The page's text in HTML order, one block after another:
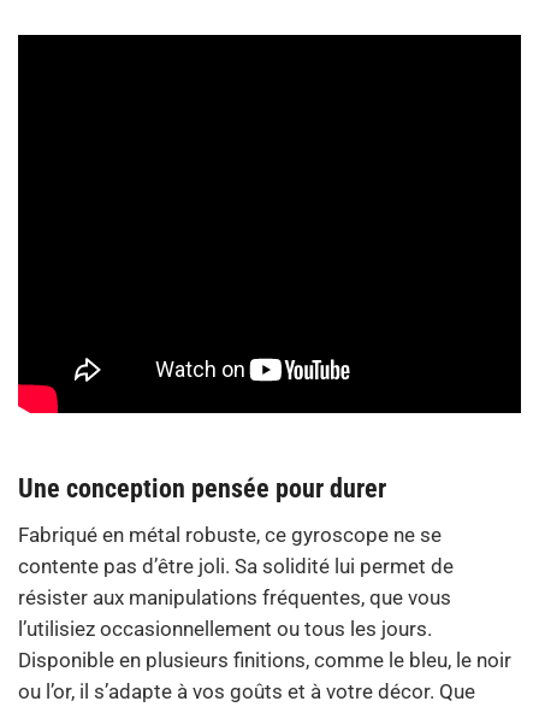
Une conception pensée pour durer
Fabriqué en métal robuste, ce gyroscope ne se
contente pas d’être joli. Sa solidité lui permet de
résister aux manipulations fréquentes, que vous
l’utilisiez occasionnellement ou tous les jours.
Disponible en plusieurs finitions, comme le bleu, le noir
ou l’or, il s’adapte à vos goûts et à votre décor. Que